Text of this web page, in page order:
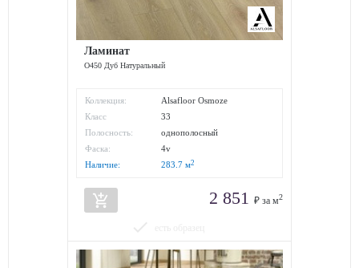
Ламинат
O450 Дуб Натуральный
Коллекция:
Alsafloor Osmoze
Класс
износостойкости:
33
Полосность:
однополосный
Фаска:
4v
Наличие:
283.7 м2
add_shopping_cart 2 851 ₽ за м2